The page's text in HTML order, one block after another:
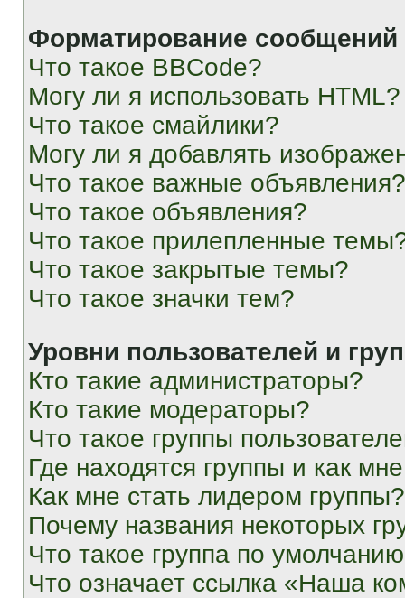
Форматирование
Что такое BBCode?
Могу ли я использовать HTML?
Что такое смайлики?
Могу ли я добавлять
Что такое важные объявления?
Что такое объявления?
Что такое прилепленные
Что такое закрытые темы?
Что такое значки тем?
Уровни пользователей и
Кто такие администраторы?
Кто такие модераторы?
Что такое группы
Где находятся группы и как
Как мне стать лидером группы?
Почему названия некоторых
Что такое группа по
Что означает ссылка «Наша